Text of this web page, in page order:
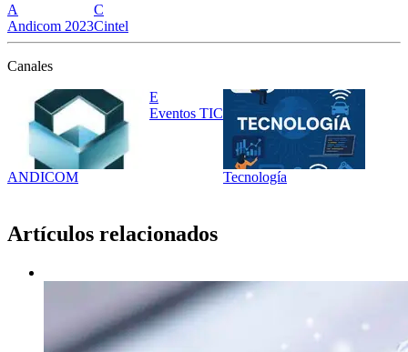
A
Andicom 2023
C
Cintel
Canales
ANDICOM
E
Eventos TIC
Tecnología
Artículos relacionados